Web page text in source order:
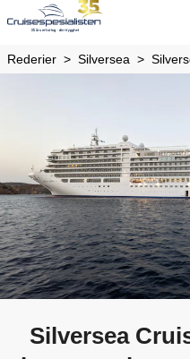
Rederier Silversea
Silversea